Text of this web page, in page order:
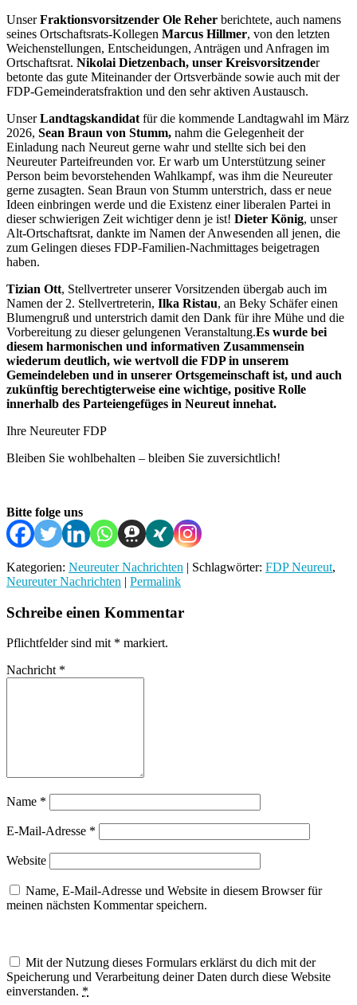
UnserFraktionsvorsitzender Ole Reher berichtete, auch namens
seines Ortschaftsrats-Kollegen Marcus Hillmer, von den letzten
Weichenstellungen, Entscheidungen, Anträgen und Anfragen im
Ortschaftsrat. Nikolai Dietzenbach, unser Kreisvorsitzender
betonte das gute Miteinander der Ortsverbände sowie auch mit der
FDP-Gemeinderatsfraktion und den sehr aktiven Austausch.
UnserLandtagskandidat für die kommende Landtagwahl im März
2026, Sean Braun von Stumm, nahm die Gelegenheit der
Einladung nach Neureut gerne wahr und stellte sich bei den
Neureuter Parteifreunden vor. Er warb um Unterstützung seiner
Person beim bevorstehenden Wahlkampf, was ihm die Neureuter
gerne zusagten. Sean Braun von Stumm unterstrich, dass er neue
Ideen einbringen werde und die Existenz einer liberalen Partei in
dieser schwierigen Zeit wichtiger denn je ist! Dieter König, unser
Alt-Ortschaftsrat, dankte im Namen der Anwesenden all jenen, die
zum Gelingen dieses FDP-Familien-Nachmittages beigetragen
haben.
Tizian Ott, Stellvertreter unserer Vorsitzenden übergab auch im
Namen der 2. Stellvertreterin, Ilka Ristau, an Beky Schäfer einen
Blumengruß und unterstrich damit den Dank für ihre Mühe und die
Vorbereitung zu dieser gelungenen Veranstaltung.Es wurde bei
diesem harmonischen und informativen Zusammensein
wiederum deutlich, wie wertvoll die FDP in unserem
Gemeindeleben und in unserer Ortsgemeinschaft ist, und auch
zukünftig berechtigterweise eine wichtige, positive Rolle
innerhalb des Parteiengefüges in Neureut innehat.
Ihre Neureuter FDP
Bleiben Sie wohlbehalten – bleiben Sie zuversichtlich!
Bitte folge uns
Kategorien: Neureuter Nachrichten | Schlagwörter: FDP Neureut,
Neureuter Nachrichten | Permalink
Schreibe einen Kommentar
Pflichtfelder sind mit * markiert.
Nachricht *
Name *
E-Mail-Adresse *
Website
Name, E-Mail-Adresse und Website in diesem Browser für
meinen nächsten Kommentar speichern.
Mit der Nutzung dieses Formulars erklärst du dich mit der
Speicherung und Verarbeitung deiner Daten durch diese Website
einverstanden. *